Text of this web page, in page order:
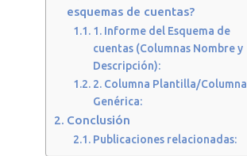
esquemas de cuentas?
1. Informe del Esquema de
cuentas (Columnas Nombre y
Descripción):
2. Columna Plantilla/Columna
Genérica:
Conclusión
Publicaciones relacionadas: